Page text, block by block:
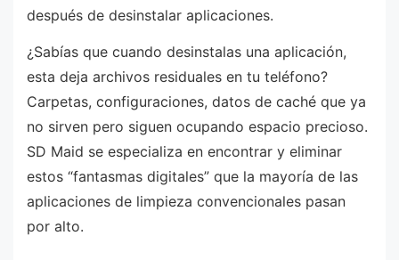
después de desinstalar aplicaciones.
¿Sabías que cuando desinstalas una aplicación,
esta deja archivos residuales en tu teléfono?
Carpetas, configuraciones, datos de caché que ya
no sirven pero siguen ocupando espacio precioso.
SD Maid se especializa en encontrar y eliminar
estos “fantasmas digitales” que la mayoría de las
aplicaciones de limpieza convencionales pasan
por alto.